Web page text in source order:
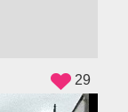
29